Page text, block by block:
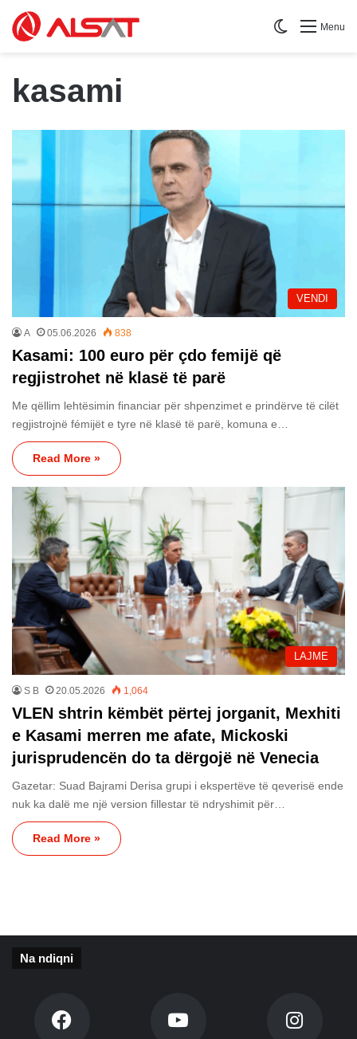
Menu
Switch skin
kasami
VENDI
A 05.06.2026 838
Kasami: 100 euro për çdo femijë që
regjistrohet në klasë të parë
Me qëllim lehtësimin financiar për shpenzimet e prindërve të cilët
regjistrojnë fémijët e tyre në klasë të parë, komuna e…
Read More »
LAJME
S B 20.05.2026 1,064
VLEN shtrin këmbët përtej jorganit, Mexhiti
e Kasami merren me afate, Mickoski
jurisprudencën do ta dërgojë në Venecia
Gazetar: Suad Bajrami Derisa grupi i ekspertëve të qeverisë ende
nuk ka dalë me një version fillestar të ndryshimit për…
Read More »
Na ndiqni